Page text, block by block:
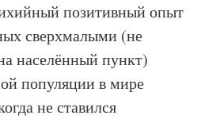
позитивный опыт
сверхмалыми (не
населённый пункт)
популяции в мире
не ставился